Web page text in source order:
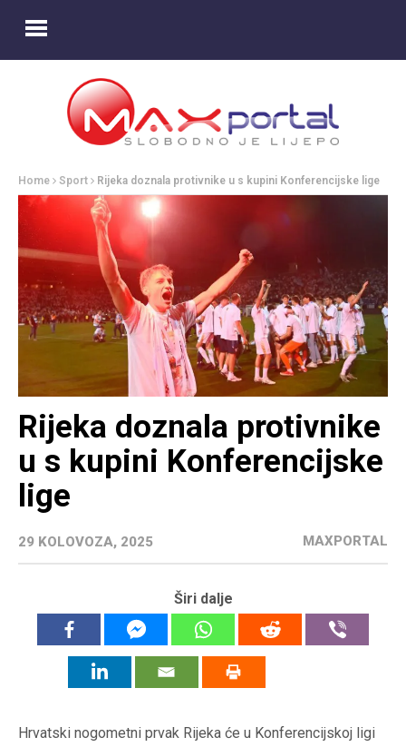
Home Sport Rijeka doznala protivnike u s kupini Konferencijske lige
Rijeka doznala protivnike
u s kupini Konferencijske
lige
29 KOLOVOZA, 2025 MAXPORTAL
Širi dalje
Hrvatski nogometni prvak Rijeka će u Konferencijskoj ligi